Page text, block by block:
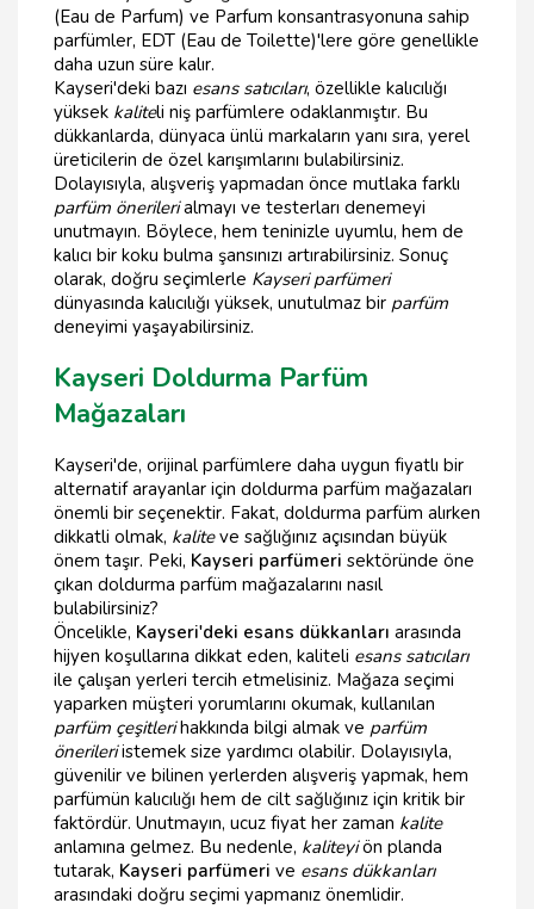
(Eau de Parfum) ve Parfum konsantrasyonuna sahip
parfümler, EDT (Eau de Toilette)'lere göre genellikle
daha uzun süre kalır.
Kayseri'deki bazı esans satıcıları, özellikle kalıcılığı
yüksek kaliteli niş parfümlere odaklanmıştır. Bu
dükkanlarda, dünyaca ünlü markaların yanı sıra, yerel
üreticilerin de özel karışımlarını bulabilirsiniz.
Dolayısıyla, alışveriş yapmadan önce mutlaka farklı
parfüm önerilerialmayı ve testerları denemeyi
unutmayın. Böylece, hem teninizle uyumlu, hem de
kalıcı bir koku bulma şansınızı artırabilirsiniz. Sonuç
olarak, doğru seçimlerle Kayseri parfümeri
dünyasında kalıcılığı yüksek, unutulmaz bir parfüm
deneyimi yaşayabilirsiniz.
Kayseri Doldurma Parfüm
Mağazaları
Kayseri'de, orijinal parfümlere daha uygun fiyatlı bir
alternatif arayanlar için doldurma parfüm mağazaları
önemli bir seçenektir. Fakat, doldurma parfüm alırken
dikkatli olmak, kaliteve sağlığınız açısından büyük
önem taşır. Peki, Kayseri parfümeri sektöründe öne
çıkan doldurma parfüm mağazalarını nasıl
bulabilirsiniz?
Öncelikle, Kayseri'deki esans dükkanları arasında
hijyen koşullarına dikkat eden, kaliteli esans satıcıları
ile çalışan yerleri tercih etmelisiniz. Mağaza seçimi
yaparken müşteri yorumlarını okumak, kullanılan
parfüm çeşitlerihakkında bilgi almak ve parfüm
önerileriistemek size yardımcı olabilir. Dolayısıyla,
güvenilir ve bilinen yerlerden alışveriş yapmak, hem
parfümün kalıcılığı hem de cilt sağlığınız için kritik bir
faktördür. Unutmayın, ucuz fiyat her zaman kalite
anlamına gelmez. Bu nedenle, kaliteyiön planda
tutarak, Kayseri parfümeri ve esans dükkanları
arasındaki doğru seçimi yapmanız önemlidir.